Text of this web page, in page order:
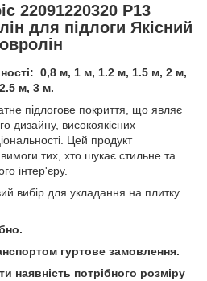
22091220320 P13
для підлоги Якісний
0,8 м, 1 м, 1.2 м, 1.5 м, 2 м,
2.5 м, 3 м.
підлогове покриття, що являє
дизайну, високоякісних
Цей продукт
тих, хто шукає стильне та
інтер'єру.
вибір для укладання на плитку
гуртове замовлення.
наявність потрібного розміру